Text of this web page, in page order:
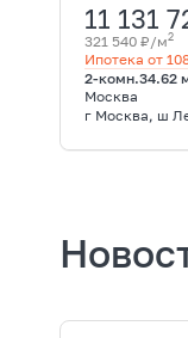
11 131
321 540 ₽/м2
Ипотека от
2-комн.34.62
Москва
г Москва, ш